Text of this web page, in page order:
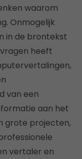
waarom
Onmogelijk
in de brontekst
heeft
van een
aan het
grote projecten,
vertaler en